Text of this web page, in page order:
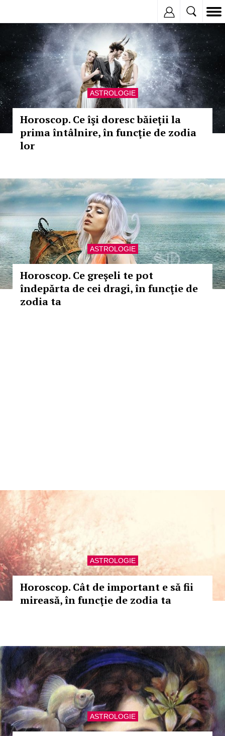
ASTROLOGIE
Horoscop. Ce îşi doresc băieţii la
prima întâlnire, în funcţie de zodia
lor
ASTROLOGIE
Horoscop. Ce greşeli te pot
îndepărta de cei dragi, în funcţie de
zodia ta
ASTROLOGIE
Horoscop. Cât de important e să fii
mireasă, în funcţie de zodia ta
ASTROLOGIE